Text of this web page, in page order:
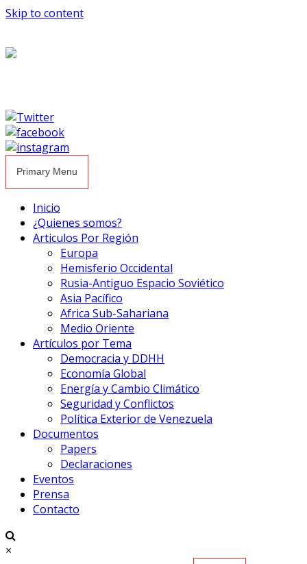
Skip to content
Primary Menu
Inicio
¿Quienes somos?
Articulos Por Región
Europa
Hemisferio Occidental
Rusia-Antiguo Espacio Soviético
Asia Pacífico
Africa Sub-Sahariana
Medio Oriente
Artículos por Tema
Democracia y DDHH
Economía Global
Energía y Cambio Climático
Seguridad y Conflictos
Política Exterior de Venezuela
Documentos
Papers
Declaraciones
Eventos
Prensa
Contacto
×